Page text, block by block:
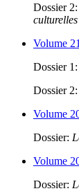
Dossier 2:
culturelles
Volume
Dossier 1:
Dossier 2:
Volume
Dossier:
Volume
Dossier: